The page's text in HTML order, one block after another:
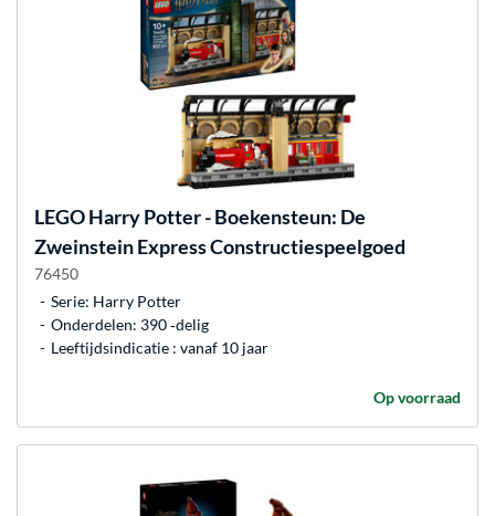
LEGOHarry Potter - Boekensteun: De
Zweinstein Express Constructiespeelgoed
76450
Serie: Harry Potter
Onderdelen: 390 ‐delig
Leeftijdsindicatie : vanaf 10 jaar
Op voorraad